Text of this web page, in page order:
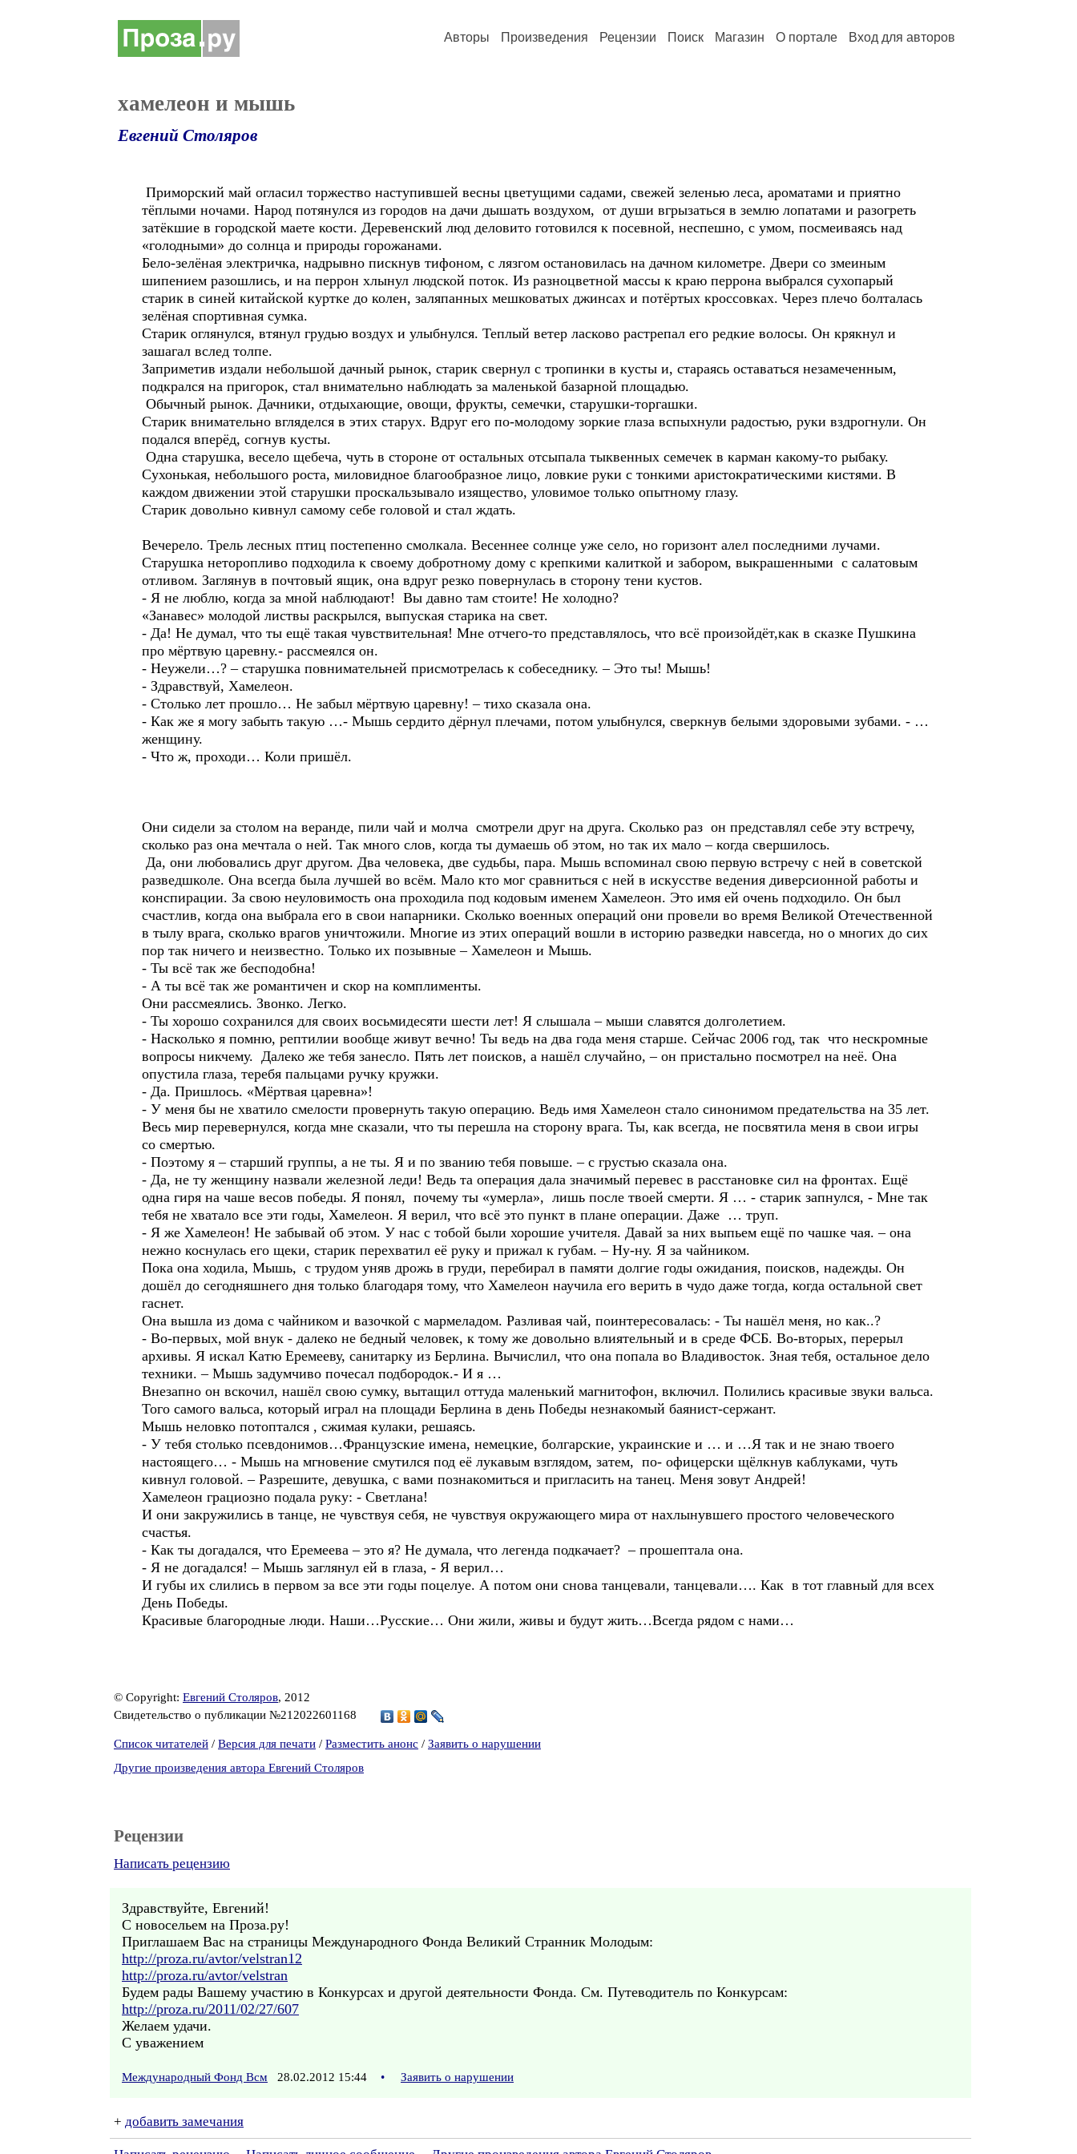
Авторы Произведения Рецензии Поиск Магазин О портале Вход для авторов
хамелеон и мышь
Евгений Столяров
Приморский май огласил торжество наступившей весны цветущими садами, свежей зеленью леса, ароматами и приятно
тёплыми ночами. Народ потянулся из городов на дачи дышать воздухом, от души вгрызаться в землю лопатами и разогреть
затёкшие в городской маете кости. Деревенский люд деловито готовился к посевной, неспешно, с умом, посмеиваясь над
«голодными» до солнца и природы горожанами.
Бело-зелёная электричка, надрывно пискнув тифоном, с лязгом остановилась на дачном километре. Двери со змеиным
шипением разошлись, и на перрон хлынул людской поток. Из разноцветной массы к краю перрона выбрался сухопарый
старик в синей китайской куртке до колен, заляпанных мешковатых джинсах и потёртых кроссовках. Через плечо болталась
зелёная спортивная сумка.
Старик оглянулся, втянул грудью воздух и улыбнулся. Теплый ветер ласково растрепал его редкие волосы. Он крякнул и
зашагал вслед толпе.
Заприметив издали небольшой дачный рынок, старик свернул с тропинки в кусты и, стараясь оставаться незамеченным,
подкрался на пригорок, стал внимательно наблюдать за маленькой базарной площадью.
Обычный рынок. Дачники, отдыхающие, овощи, фрукты, семечки, старушки-торгашки.
Старик внимательно вгляделся в этих старух. Вдруг его по-молодому зоркие глаза вспыхнули радостью, руки вздрогнули. Он
подался вперёд, согнув кусты.
Одна старушка, весело щебеча, чуть в стороне от остальных отсыпала тыквенных семечек в карман какому-то рыбаку.
Сухонькая, небольшого роста, миловидное благообразное лицо, ловкие руки с тонкими аристократическими кистями. В
каждом движении этой старушки проскальзывало изящество, уловимое только опытному глазу.
Старик довольно кивнул самому себе головой и стал ждать.
Вечерело. Трель лесных птиц постепенно смолкала. Весеннее солнце уже село, но горизонт алел последними лучами.
Старушка неторопливо подходила к своему добротному дому с крепкими калиткой и забором, выкрашенными с салатовым
отливом. Заглянув в почтовый ящик, она вдруг резко повернулась в сторону тени кустов.
- Я не люблю, когда за мной наблюдают! Вы давно там стоите! Не холодно?
«Занавес» молодой листвы раскрылся, выпуская старика на свет.
- Да! Не думал, что ты ещё такая чувствительная! Мне отчего-то представлялось, что всё произойдёт,как в сказке Пушкина
про мёртвую царевну.- рассмеялся он.
- Неужели…? – старушка повнимательней присмотрелась к собеседнику. – Это ты! Мышь!
- Здравствуй, Хамелеон.
- Столько лет прошло… Не забыл мёртвую царевну! – тихо сказала она.
- Как же я могу забыть такую …- Мышь сердито дёрнул плечами, потом улыбнулся, сверкнув белыми здоровыми зубами. - …
женщину.
- Что ж, проходи… Коли пришёл.
Они сидели за столом на веранде, пили чай и молча смотрели друг на друга. Сколько раз он представлял себе эту встречу,
сколько раз она мечтала о ней. Так много слов, когда ты думаешь об этом, но так их мало – когда свершилось.
Да, они любовались друг другом. Два человека, две судьбы, пара. Мышь вспоминал свою первую встречу с ней в советской
разведшколе. Она всегда была лучшей во всём. Мало кто мог сравниться с ней в искусстве ведения диверсионной работы и
конспирации. За свою неуловимость она проходила под кодовым именем Хамелеон. Это имя ей очень подходило. Он был
счастлив, когда она выбрала его в свои напарники. Сколько военных операций они провели во время Великой Отечественной
в тылу врага, сколько врагов уничтожили. Многие из этих операций вошли в историю разведки навсегда, но о многих до сих
пор так ничего и неизвестно. Только их позывные – Хамелеон и Мышь.
- Ты всё так же бесподобна!
- А ты всё так же романтичен и скор на комплименты.
Они рассмеялись. Звонко. Легко.
- Ты хорошо сохранился для своих восьмидесяти шести лет! Я слышала – мыши славятся долголетием.
- Насколько я помню, рептилии вообще живут вечно! Ты ведь на два года меня старше. Сейчас 2006 год, так что нескромные
вопросы никчему. Далеко же тебя занесло. Пять лет поисков, а нашёл случайно, – он пристально посмотрел на неё. Она
опустила глаза, теребя пальцами ручку кружки.
- Да. Пришлось. «Мёртвая царевна»!
- У меня бы не хватило смелости провернуть такую операцию. Ведь имя Хамелеон стало синонимом предательства на 35 лет.
Весь мир перевернулся, когда мне сказали, что ты перешла на сторону врага. Ты, как всегда, не посвятила меня в свои игры
со смертью.
- Поэтому я – старший группы, а не ты. Я и по званию тебя повыше. – с грустью сказала она.
- Да, не ту женщину назвали железной леди! Ведь та операция дала значимый перевес в расстановке сил на фронтах. Ещё
одна гиря на чаше весов победы. Я понял, почему ты «умерла», лишь после твоей смерти. Я … - старик запнулся, - Мне так
тебя не хватало все эти годы, Хамелеон. Я верил, что всё это пункт в плане операции. Даже … труп.
- Я же Хамелеон! Не забывай об этом. У нас с тобой были хорошие учителя. Давай за них выпьем ещё по чашке чая. – она
нежно коснулась его щеки, старик перехватил её руку и прижал к губам. – Ну-ну. Я за чайником.
Пока она ходила, Мышь, с трудом уняв дрожь в груди, перебирал в памяти долгие годы ожидания, поисков, надежды. Он
дошёл до сегодняшнего дня только благодаря тому, что Хамелеон научила его верить в чудо даже тогда, когда остальной свет
гаснет.
Она вышла из дома с чайником и вазочкой с мармеладом. Разливая чай, поинтересовалась: - Ты нашёл меня, но как..?
- Во-первых, мой внук - далеко не бедный человек, к тому же довольно влиятельный и в среде ФСБ. Во-вторых, перерыл
архивы. Я искал Катю Еремееву, санитарку из Берлина. Вычислил, что она попала во Владивосток. Зная тебя, остальное дело
техники. – Мышь задумчиво почесал подбородок.- И я …
Внезапно он вскочил, нашёл свою сумку, вытащил оттуда маленький магнитофон, включил. Полились красивые звуки вальса.
Того самого вальса, который играл на площади Берлина в день Победы незнакомый баянист-сержант.
Мышь неловко потоптался , сжимая кулаки, решаясь.
- У тебя столько псевдонимов…Французские имена, немецкие, болгарские, украинские и … и …Я так и не знаю твоего
настоящего… - Мышь на мгновение смутился под её лукавым взглядом, затем, по- офицерски щёлкнув каблуками, чуть
кивнул головой. – Разрешите, девушка, с вами познакомиться и пригласить на танец. Меня зовут Андрей!
Хамелеон грациозно подала руку: - Светлана!
И они закружились в танце, не чувствуя себя, не чувствуя окружающего мира от нахлынувшего простого человеческого
счастья.
- Как ты догадался, что Еремеева – это я? Не думала, что легенда подкачает? – прошептала она.
- Я не догадался! – Мышь заглянул ей в глаза, - Я верил…
И губы их слились в первом за все эти годы поцелуе. А потом они снова танцевали, танцевали…. Как в тот главный для всех
День Победы.
Красивые благородные люди. Наши…Русские… Они жили, живы и будут жить…Всегда рядом с нами…
© Copyright: Евгений Столяров, 2012
Свидетельство о публикации №212022601168
Список читателей / Версия для печати / Разместить анонс / Заявить о нарушении
Другие произведения автора Евгений Столяров
Рецензии
Написать рецензию
Здравствуйте, Евгений!
С новосельем на Проза.ру!
Приглашаем Вас на страницы Международного Фонда Великий Странник Молодым:
http://proza.ru/avtor/velstran12
http://proza.ru/avtor/velstran
Будем рады Вашему участию в Конкурсах и другой деятельности Фонда. См. Путеводитель по Конкурсам:
http://proza.ru/2011/02/27/607
Желаем удачи.
С уважением
Международный Фонд Всм 28.02.2012 15:44 • Заявить о нарушении
+ добавить замечания